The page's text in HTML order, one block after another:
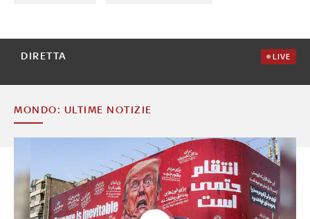
DIRETTA LIVE
MONDO: ULTIME NOTIZIE